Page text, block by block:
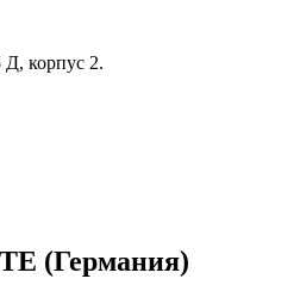
корпус 2.
(Германия)